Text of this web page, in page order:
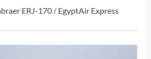
ERJ-170 / EgyptAir Express